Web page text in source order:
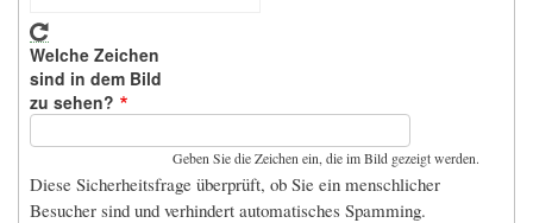
Welche Zeichen
sind in dem Bild
zu sehen?
Geben Sie die Zeichen ein, die im Bild gezeigt werden.
Diese Sicherheitsfrage überprüft, ob Sie ein menschlicher
Besucher sind und verhindert automatisches Spamming.